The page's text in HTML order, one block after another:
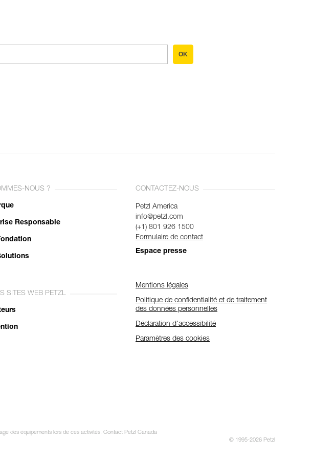
OK
NOUS ?
Responsable
SITES WEB PETZL
CONTACTEZ-NOUS
Petzl America
info@petzl.com
(+1) 801 926 1500
Formulaire de contact
Espace presse
Mentions légales
Politique de confidentialité et de traitement
des données personnelles
Déclaration d'accessibilité
Paramètres des cookies
des équipements lors de ces activités. Contact Petzl Canada
© 1995-2026 Petzl